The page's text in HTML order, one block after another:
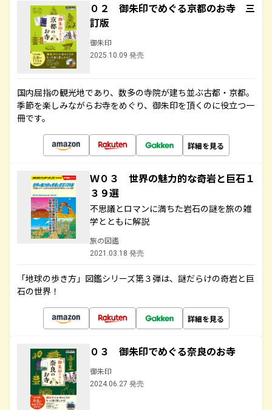
０２ 御朱印でめぐる京都のお寺 三
訂版
御朱印
2025.10.09 発売
国内屈指の観光地であり、数多の寺院が建ち並ぶ古都・京都。
季節を楽しみながらお寺をめぐり、御朱印を頂くのに役立つ一
冊です。
詳細を見る
Ｗ０３ 世界の魅力的な奇岩と巨石１
３９選
不思議とロマンに満ちた岩石の謎を旅の雑
学とともに解説
旅の図鑑
2021.03.18 発売
「地球の歩き方」図鑑シリーズ第３弾は、謎だらけの奇岩と巨
石の世界！
詳細を見る
０３ 御朱印でめぐる奈良のお寺
御朱印
2024.06.27 発売